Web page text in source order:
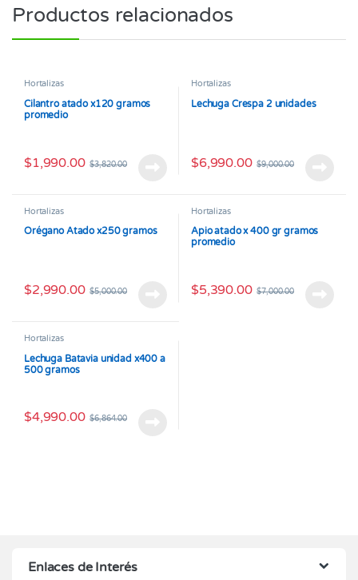
Productos relacionados
Hortalizas
Cilantro atado x120 gramos
promedio
$1,990.00 $3,820.00
Hortalizas
Lechuga Crespa 2 unidades
$6,990.00 $9,000.00
Hortalizas
Orégano Atado x250 gramos
$2,990.00 $5,000.00
Hortalizas
Apio atado x 400 gr gramos
promedio
$5,390.00 $7,000.00
Hortalizas
Lechuga Batavia unidad x400 a
500 gramos
$4,990.00 $6,864.00
Enlaces de Interés